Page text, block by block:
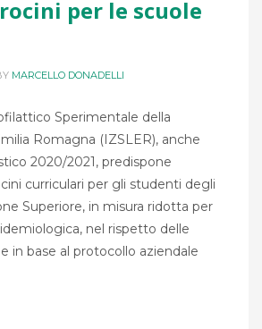
per le scuole
MARCELLO DONADELLI
Sperimentale della
Romagna (IZSLER), anche
2020/2021, predispone
curriculari per gli studenti degli
Superiore, in misura ridotta per
nel rispetto delle
in base al protocollo aziendale